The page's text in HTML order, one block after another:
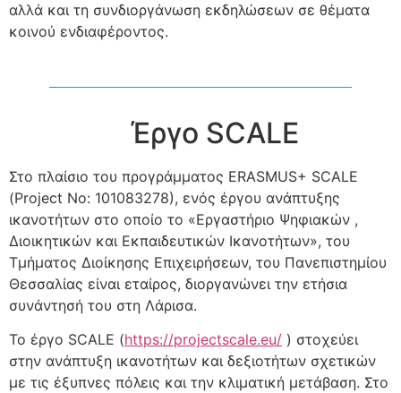
αλλά και τη συνδιοργάνωση εκδηλώσεων σε θέματα
κοινού ενδιαφέροντος.
Έργο SCALE
Στο πλαίσιο του προγράμματος ERASMUS+ SCALE
(Project No: 101083278), ενός έργου ανάπτυξης
ικανοτήτων στο οποίο το «Εργαστήριο Ψηφιακών ,
Διοικητικών και Εκπαιδευτικών Ικανοτήτων», του
Τμήματος Διοίκησης Επιχειρήσεων, του Πανεπιστημίου
Θεσσαλίας είναι εταίρος, διοργανώνει την ετήσια
συνάντησή του στη Λάρισα.
Το έργο SCALE (https://projectscale.eu/ ) στοχεύει
στην ανάπτυξη ικανοτήτων και δεξιοτήτων σχετικών
με τις έξυπνες πόλεις και την κλιματική μετάβαση. Στο